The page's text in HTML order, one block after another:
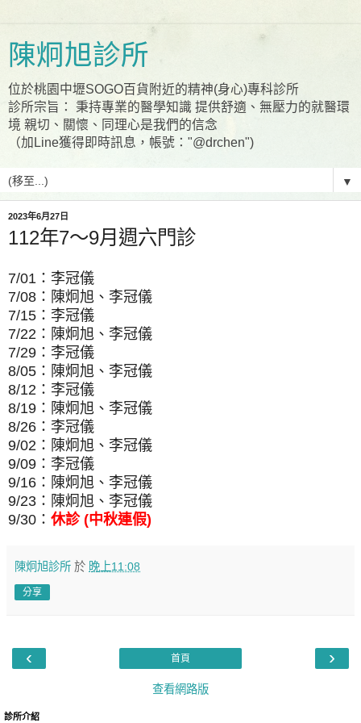
陳炯旭診所
位於桃園中壢SOGO百貨附近的精神(身心)專科診所
診所宗旨： 秉持專業的醫學知識 提供舒適、無壓力的就醫環
境 親切、關懷、同理心是我們的信念
（加Line獲得即時訊息，帳號："@drchen")
▼
2023年6月27日
112年7～9月週六門診
7/01：李冠儀
7/08：陳炯旭、李冠儀
7/15：李冠儀
7/22：陳炯旭、李冠儀
7/29：李冠儀
8/05：陳炯旭、李冠儀
8/12：李冠儀
8/19：陳炯旭、李冠儀
8/26：李冠儀
9/02：陳炯旭、李冠儀
9/09：李冠儀
9/16：陳炯旭、李冠儀
9/23：陳炯旭、李冠儀
9/30： 休診 (中秋連假)
陳炯旭診所 於 晚上11:08
分享
‹ ›
首頁
查看網路版
診所介紹